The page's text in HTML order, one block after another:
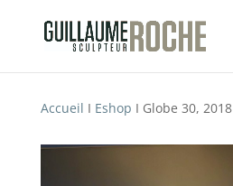
Accueil I Eshop I Globe 30, 2018